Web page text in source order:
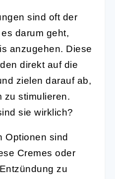
sind oft der
darum geht,
anzugehen. Diese
direkt auf die
zielen darauf ab,
zu stimulieren.
sie wirklich?
Optionen sind
Cremes oder
zu